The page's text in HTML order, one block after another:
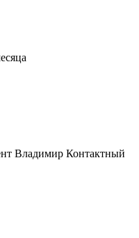
Владимир Контактный